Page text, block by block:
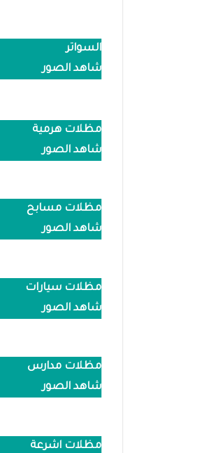
السواتر
شاهد الصور
مظلات هرمية
شاهد الصور
مظلات مسابح
شاهد الصور
مظلات سيارات
شاهد الصور
مظلات مدارس
شاهد الصور
مظلات اشرعة